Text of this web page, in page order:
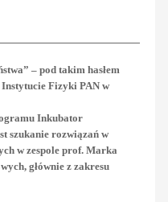
– pod takim hasłem
Instytucie Fizyki PAN w
Inkubator
szukanie rozwiązań w
w zespole prof. Marka
głównie z zakresu